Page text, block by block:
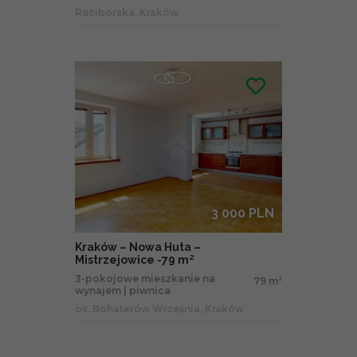
3 000 PLN
Kraków – Nowa Huta –
Mistrzejowice -79 m²
3-pokojowe mieszkanie na
wynajem | piwnica
79 m 2